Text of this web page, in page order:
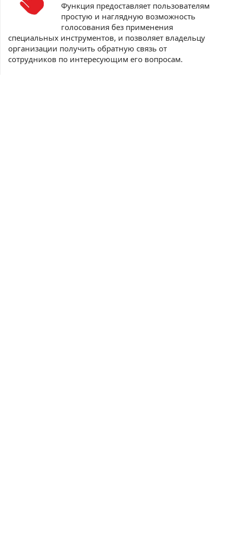
Функция предоставляет пользователям
простую и наглядную возможность
голосования без применения
специальных инструментов, и позволяет владельцу
организации получить обратную связь от
сотрудников по интересующим его вопросам.